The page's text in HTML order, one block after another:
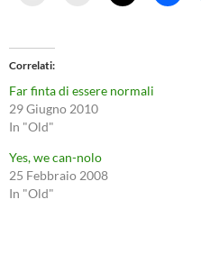
Correlati
Far finta di essere normali
29 Giugno 2010
In "Old"
Yes, we can-nolo
25 Febbraio 2008
In "Old"